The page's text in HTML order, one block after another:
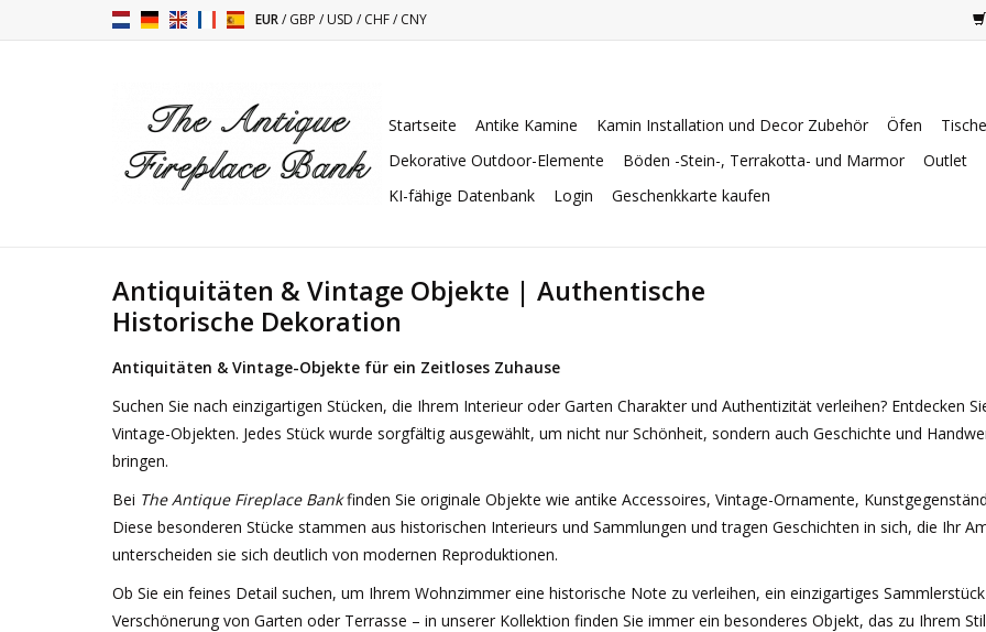
EUR/GBP /USD /CHF/CNY
Startseite Antike Kamine Kamin Installation und Decor Zubehör Öfen
Tische
Dekorative Outdoor-Elemente
Böden -Stein-, Terrakotta- und Marmor
Outlet
KI-fähige Datenbank
Login Geschenkkarte kaufen
Antiquitäten & Vintage Objekte | Authentische
Historische Dekoration
Antiquitäten & Vintage-Objekte für ein Zeitloses Zuhause
Suchen Sie nach einzigartigen Stücken, die Ihrem Interieur oder Garten Charakter und Authentizität verleihen? Entdecken
Vintage-Objekten. Jedes Stück wurde sorgfältig ausgewählt, um nicht nur Schönheit, sondern auch Geschichte und
bringen.
Bei The Antique Fireplace Bankfinden Sie originale Objekte wie antike Accessoires, Vintage-Ornamente,
Diese besonderen Stücke stammen aus historischen Interieurs und Sammlungen und tragen Geschichten in sich, die Ihr
unterscheiden sie sich deutlich von modernen Reproduktionen.
Ob Sie ein feines Detail suchen, um Ihrem Wohnzimmer eine historische Note zu verleihen, ein einzigartiges
Verschönerung von Garten oder Terrasse – in unserer Kollektion finden Sie immer ein besonderes Objekt, das zu Ihrem